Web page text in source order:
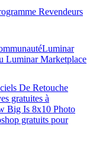
Revendeurs
Luminar
Luminar Marketplace
De Retouche
gratuites à
Big Is 8x10 Photo
gratuits pour